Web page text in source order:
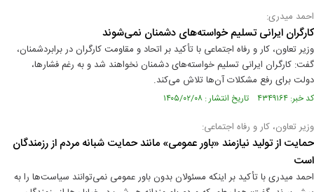
احمد میدری:
کارگران ایرانی تسلیم خواسته‌های دشمنان نمی‌شوند
وزیر تعاون، کار و رفاه اجتماعی با تأکید بر اتحاد و مقاومت کارگران در برابردشمنان،
گفت: کارگران ایرانی تسلیم خواسته‌های دشمنان نخواهند شد و به ‌رغم فشارها،
دولت برای رفع مشکلات آن‌ها تلاش می‌کند.
کد خبر: ۴۳۴۹۱۶۴ تاریخ انتشار : ۱۴۰۵/۰۲/۰۸
وزیر تعاون، کار و رفاه اجتماعی:
حمایت از تولید نیازمند «باور عمومی» مانند حمایت شبانه مردم از رزمندگان
است
احمد میدری با تأکید بر اینکه مسئولان بدون باور عمومی نمی‌توانند سیاست‌ها را به